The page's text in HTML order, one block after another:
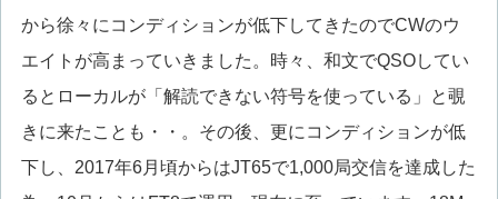
から徐々にコンディションが低下してきたのでCWのウ
エイトが高まっていきました。時々、和文でQSOしてい
るとローカルが「解読できない符号を使っている」と覗
きに来たことも・・。その後、更にコンディションが低
下し、2017年6月頃からはJT65で1,000局交信を達成した